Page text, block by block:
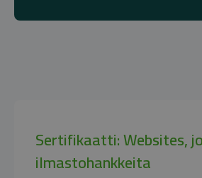
Sertifikaatti: Websites,
ilmastohankkeita